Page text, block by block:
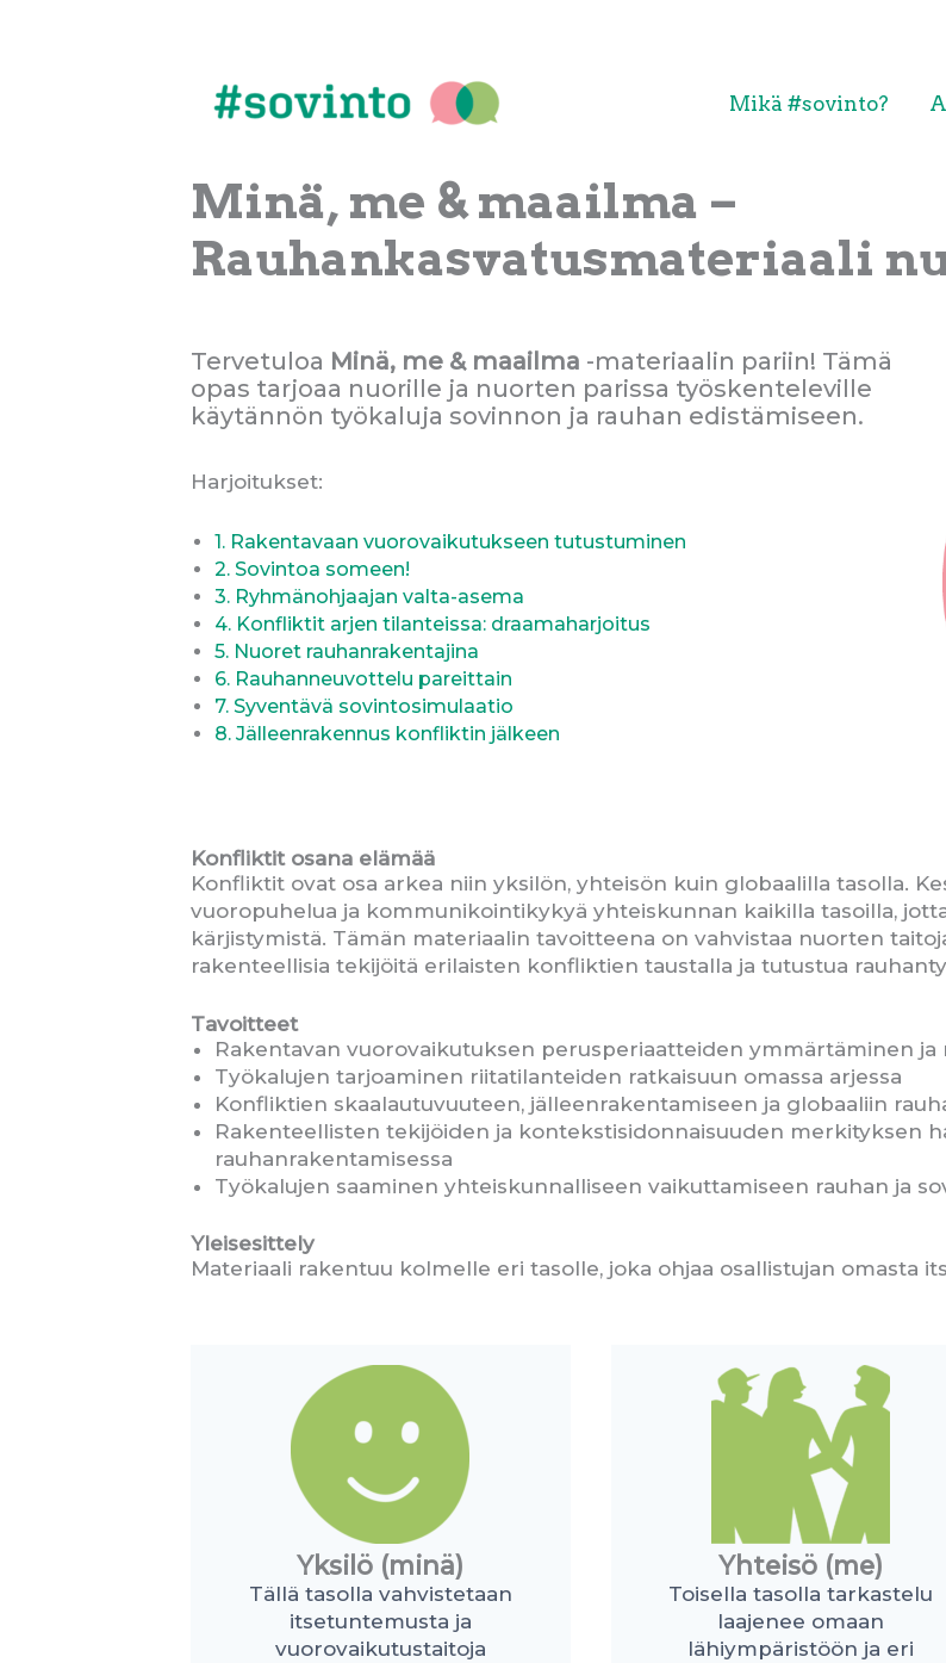
Mikä #sovinto?
Minä, me & maailma –
Rauhankasvatusmateriaali
Tervetuloa Minä, me & maailma -materiaalin pariin! Tämä
opas tarjoaa nuorille ja nuorten parissa työskenteleville
käytännön työkaluja sovinnon ja rauhan edistämiseen.
Harjoitukset:
1. Rakentavaan vuorovaikutukseen tutustuminen
2. Sovintoa someen!
3. Ryhmänohjaajan valta-asema
4. Konfliktit arjen tilanteissa: draamaharjoitus
5. Nuoret rauhanrakentajina
6. Rauhanneuvottelu pareittain
7. Syventävä sovintosimulaatio
8. Jälleenrakennus konfliktin jälkeen
Konfliktit osana elämää
Konfliktit ovat osa arkea niin yksilön, yhteisön kuin globaalilla tasolla.
vuoropuhelua ja kommunikointikykyä yhteiskunnan kaikilla tasoilla,
kärjistymistä. Tämän materiaalin tavoitteena on vahvistaa nuorten
rakenteellisia tekijöitä erilaisten konfliktien taustalla ja tutustua
Tavoitteet
Rakentavan vuorovaikutuksen perusperiaatteiden ymmärtäminen ja
Työkalujen tarjoaminen riitatilanteiden ratkaisuun omassa arjessa
Konfliktien skaalautuvuuteen, jälleenrakentamiseen ja globaaliin
Rakenteellisten tekijöiden ja kontekstisidonnaisuuden merkityksen
rauhanrakentamisessa
Työkalujen saaminen yhteiskunnalliseen vaikuttamiseen rauhan ja
Yleisesittely
Materiaali rakentuu kolmelle eri tasolle, joka ohjaa osallistujan omasta
Yksilö (minä)
Tällä tasolla vahvistetaan
itsetuntemusta ja
vuorovaikutustaitoja
Yhteisö (me)
Toisella tasolla tarkastelu
laajenee omaan
lähiympäristöön ja eri